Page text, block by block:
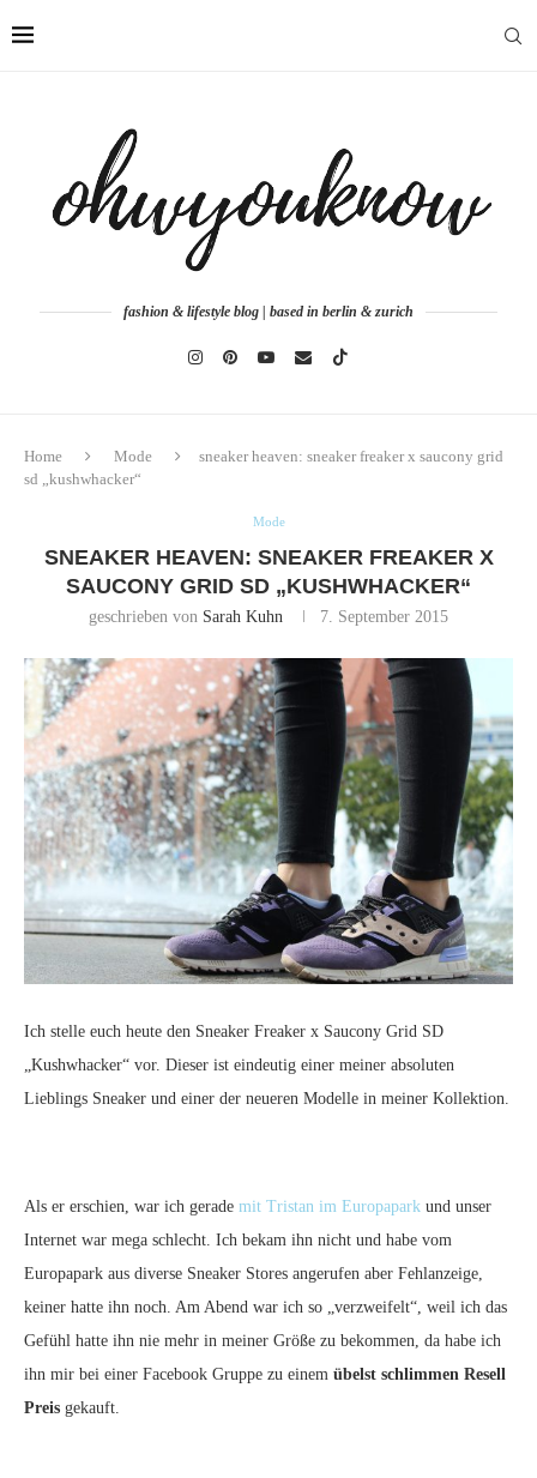
fashion & lifestyle blog | based in berlin & zurich
Home Mode
sneaker heaven: sneaker freaker x saucony grid
sd „kushwhacker“
Mode
SNEAKER HEAVEN: SNEAKER FREAKER X
SAUCONY GRID SD „KUSHWHACKER“
geschrieben von Sarah Kuhn 7. September 2015
Ich stelle euch heute den Sneaker Freaker x Saucony Grid SD
„Kushwhacker“ vor. Dieser ist eindeutig einer meiner absoluten
Lieblings Sneaker und einer der neueren Modelle in meiner Kollektion.
Als er erschien, war ich gerade mit Tristan im Europapark und unser
Internet war mega schlecht. Ich bekam ihn nicht und habe vom
Europapark aus diverse Sneaker Stores angerufen aber Fehlanzeige,
keiner hatte ihn noch. Am Abend war ich so „verzweifelt“, weil ich das
Gefühl hatte ihn nie mehr in meiner Größe zu bekommen, da habe ich
ihn mir bei einer Facebook Gruppe zu einem übelst schlimmen Resell
Preis gekauft.